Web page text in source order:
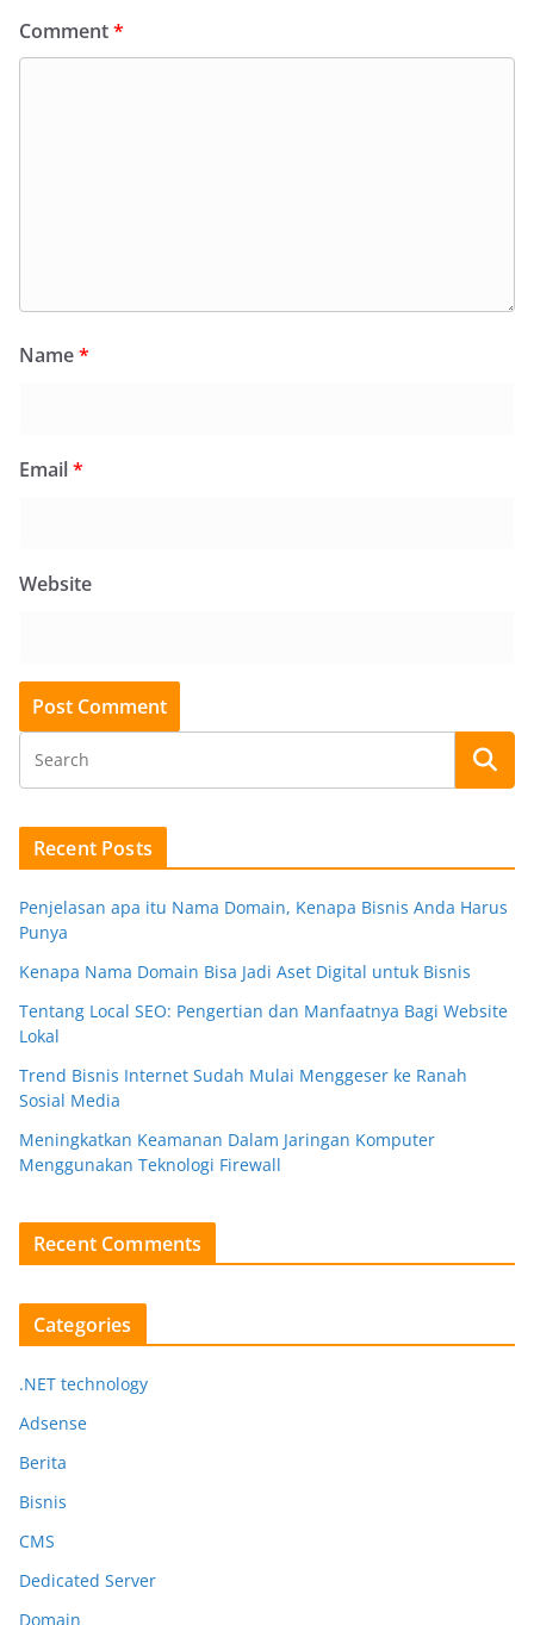
Comment*
Name*
Email*
Website
Recent Posts
Penjelasan apa itu Nama Domain, Kenapa Bisnis Anda Harus
Punya
Kenapa Nama Domain Bisa Jadi Aset Digital untuk Bisnis
Tentang Local SEO: Pengertian dan Manfaatnya Bagi Website
Lokal
Trend Bisnis Internet Sudah Mulai Menggeser ke Ranah
Sosial Media
Meningkatkan Keamanan Dalam Jaringan Komputer
Menggunakan Teknologi Firewall
Recent Comments
Categories
.NET technology
Adsense
Berita
Bisnis
CMS
Dedicated Server
Domain